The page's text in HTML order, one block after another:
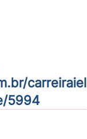
carreiraiel
5994